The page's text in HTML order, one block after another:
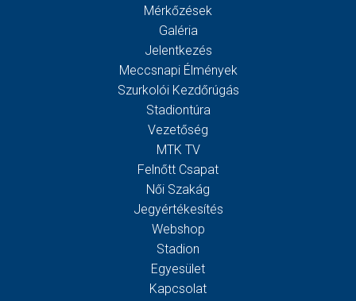
Mérkőzések
Galéria
Jelentkezés
Meccsnapi Élmények
Szurkolói Kezdőrúgás
Stadiontúra
Vezetőség
MTK TV
Felnőtt Csapat
Női Szakág
Jegyértékesítés
Webshop
Stadion
Egyesület
Kapcsolat